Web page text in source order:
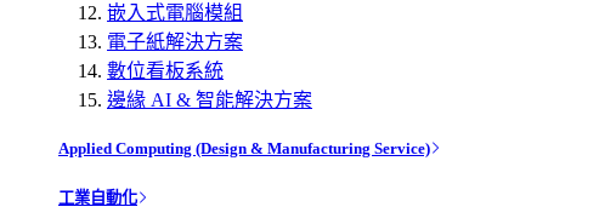
嵌入式電腦模組
電子紙解決方案
數位看板系統
邊緣 AI & 智能解決方案
Applied Computing (Design & Manufacturing Service)
工業自動化